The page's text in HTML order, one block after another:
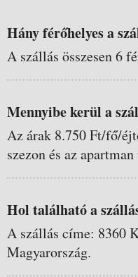
Hány férőhelyes a
A szállás összesen 6
Mennyibe kerül a
Az árak 8.750 Ft/fő/
szezon és az
Hol található a
A szállás címe: 8360
Magyarország.